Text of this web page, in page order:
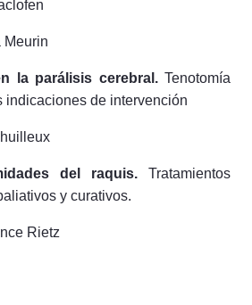
Meurin
la parálisis cerebral. Tenotomía
indicaciones de intervención
del raquis. Tratamientos
y curativos.
Rietz